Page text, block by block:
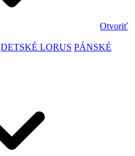
Otvoriť
DETSKÉ LORUS PÁNSKÉ